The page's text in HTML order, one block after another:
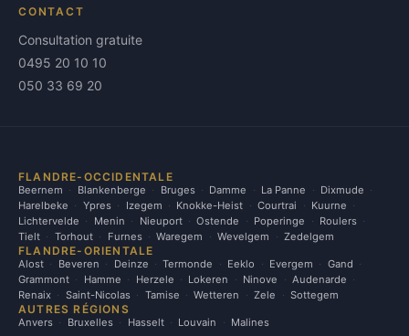
CONTACT
Consultation gratuite
0495 20 10 10
050 33 69 20
FLANDRE-OCCIDENTALE
Beernem Blankenberge Bruges Damme La Panne
Dixmude
Harelbeke
Ypres Izegem Knokke-Heist Courtrai
Kuurne
Lichtervelde
Menin Nieuport Ostende Poperinge
Roulers
Tielt
Torhout Furnes Waregem Wevelgem Zedelgem
FLANDRE-ORIENTALE
Alost Beveren Deinze Termonde Eeklo Evergem
Gand
Grammont
Hamme Herzele Lokeren Ninove
Audenarde
Renaix
Saint-Nicolas Tamise Wetteren Zele Sottegem
AUTRES RÉGIONS
Anvers Bruxelles Hasselt Louvain Malines